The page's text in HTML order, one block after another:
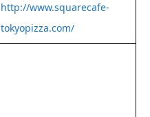
http://www.squarecafe-
tokyopizza.com/